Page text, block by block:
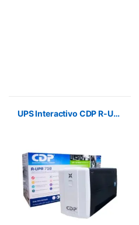
UPS Interactivo CDP R-UPR758 120v 750VA-350W